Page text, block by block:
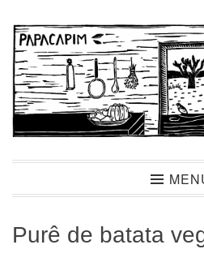
para
conteúdo
Papacapim
Purê de batata